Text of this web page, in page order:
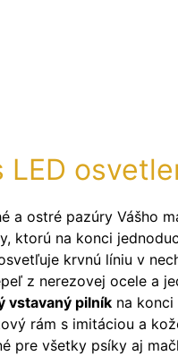
LED
ostré pazúry Vášho
ktorú na konci
krvnú líniu v
z nerezovej ocele a
vstavaný pilník na konci
rám s imitáciou a
pre všetky psíky aj